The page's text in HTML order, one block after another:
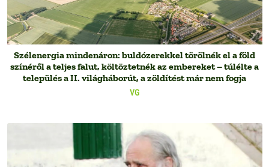
VG
Szélenergia mindenáron: buldózerekkel törölnék el a föld
színéről a teljes falut, költöztetnék az embereket – túlélte a
település a II. világháborút, a zöldítést már nem fogja